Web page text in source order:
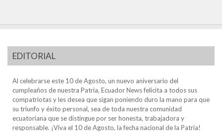
EDITORIAL
Al celebrarse este 10 de Agosto, un nuevo aniversario del
cumpleaños de nuestra Patria, Ecuador News felicita a todos sus
compatriotas y les desea que sigan poniendo duro la mano para que
su triunfo y éxito personal, sea de toda nuestra comunidad
ecuatoriana que se distingue por ser honesta, trabajadora y
responsable. ¡Viva el 10 de Agosto, la fecha nacional de la Patria!